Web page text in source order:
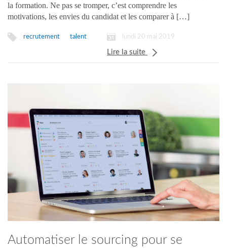
la formation. Ne pas se tromper, c’est comprendre les
motivations, les envies du candidat et les comparer à […]
recrutement talent lundi 20 mai 2019
Lire la suite
Automatiser le sourcing pour se